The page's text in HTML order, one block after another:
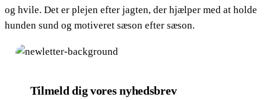
og hvile. Det er plejen efter jagten, der hjælper med at holde
hunden sund og motiveret sæson efter sæson.
Tilmeld dig vores nyhedsbrev